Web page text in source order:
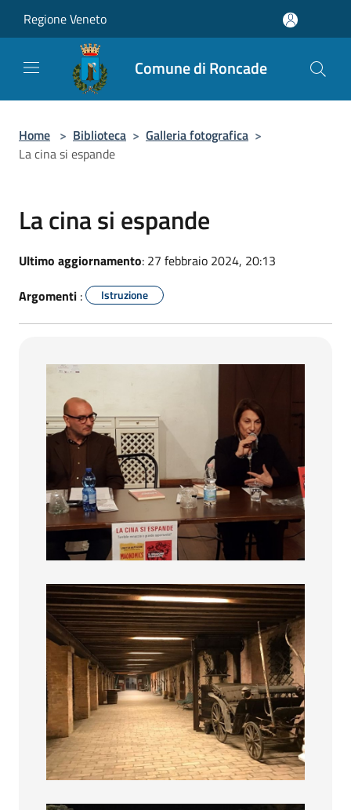
Regione Veneto
Comune di Roncade
Home > Biblioteca > Galleria fotografica >
La cina si espande
La cina si espande
Ultimo aggiornamento: 27 febbraio 2024, 20:13
Argomenti : Istruzione
La cina si Espande
La cina si Espande